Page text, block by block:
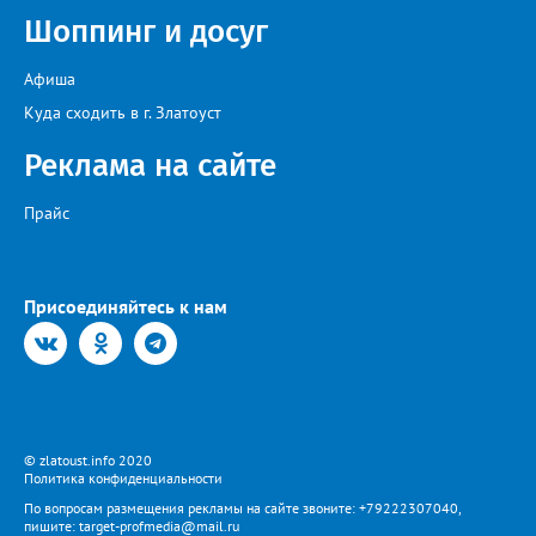
Шоппинг и досуг
Афиша
Куда сходить в г. Златоуст
Реклама на сайте
Прайс
Присоединяйтесь к нам
© zlatoust.info 2020
Политика конфиденциальности
По вопросам размещения рекламы на сайте звоните: +79222307040,
пишите: target-profmedia@mail.ru